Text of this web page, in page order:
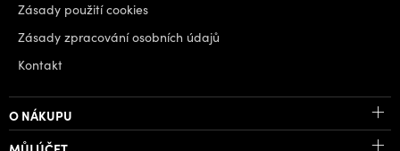
Zásady použití cookies
Zásady zpracování osobních údajů
Kontakt
O NÁKUPU